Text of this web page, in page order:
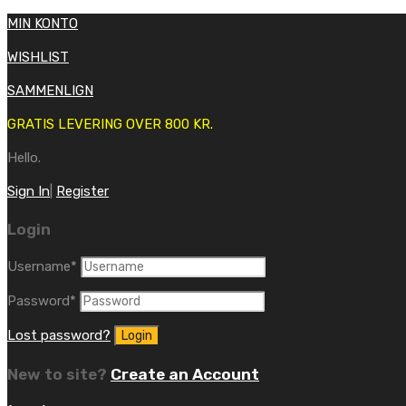
MIN KONTO
WISHLIST
SAMMENLIGN
GRATIS LEVERING OVER 800 KR.
Hello.
Sign In Register
Login
Username*
Password*
Lost password?
New to site? Create an Account